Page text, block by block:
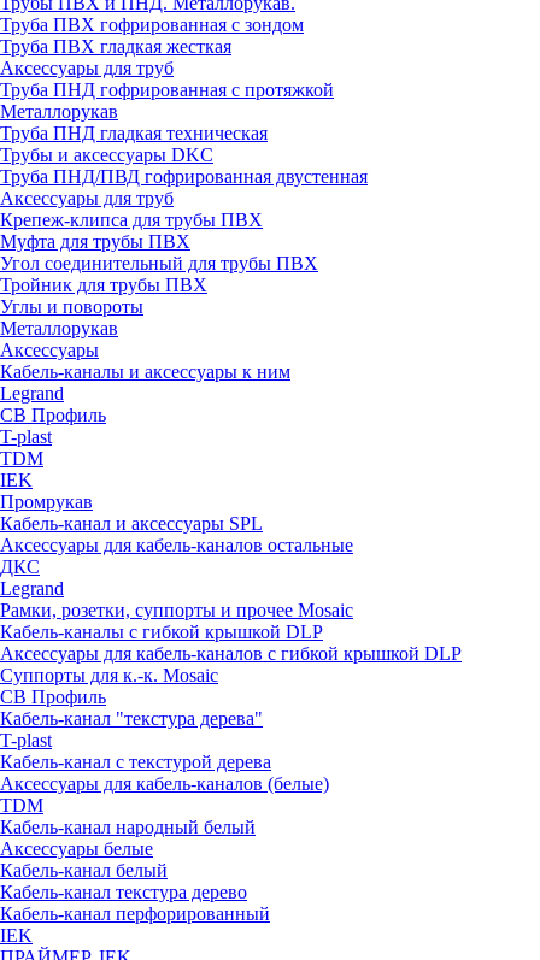
Труба ПВХ гофрированная с зондом
Труба ПВХ гладкая жесткая
Аксессуары для труб
Труба ПНД гофрированная с протяжкой
Металлорукав
Труба ПНД гладкая техническая
Трубы и аксессуары DKC
Труба ПНД/ПВД гофрированная двустенная
Аксессуары для труб
Крепеж-клипса для трубы ПВХ
Муфта для трубы ПВХ
Угол соединительный для трубы ПВХ
Тройник для трубы ПВХ
Углы и повороты
Металлорукав
Аксессуары
Кабель-каналы и аксессуары к ним
Legrand
СВ Профиль
T-plast
TDM
IEK
Промрукав
Кабель-канал и аксессуары SPL
Аксессуары для кабель-каналов остальные
ДКС
Legrand
Рамки, розетки, суппорты и прочее Mosaic
Кабель-каналы с гибкой крышкой DLP
Аксессуары для кабель-каналов с гибкой крышкой DLP
Суппорты для к.-к. Mosaic
СВ Профиль
Кабель-канал "текстура дерева"
T-plast
Кабель-канал с текстурой дерева
Аксессуары для кабель-каналов (белые)
TDM
Кабель-канал народный белый
Аксессуары белые
Кабель-канал белый
Кабель-канал текстура дерево
Кабель-канал перфорированный
IEK